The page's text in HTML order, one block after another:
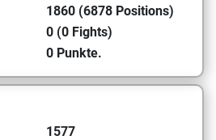
1860 (6878 Positions)
0 (0 Fights)
0 Punkte.
1577